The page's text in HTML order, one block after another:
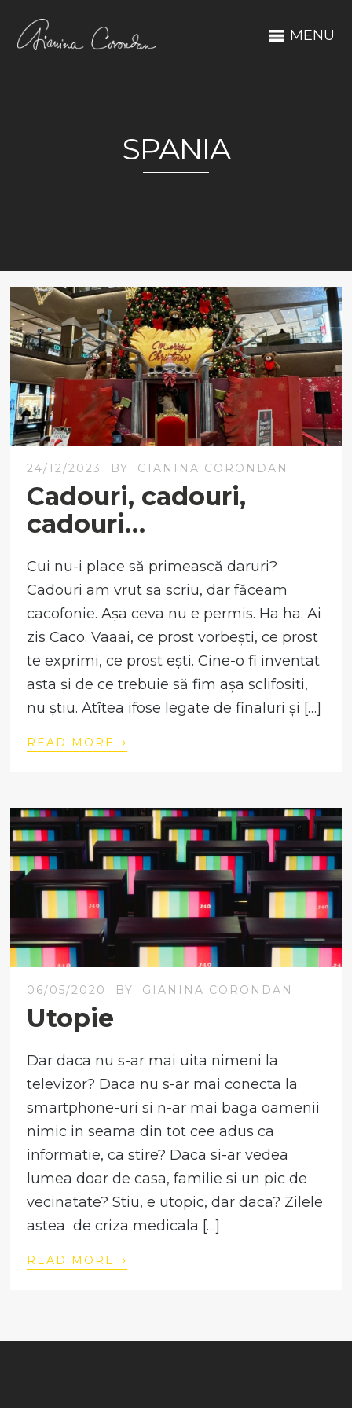
MENU
SPANIA
24/12/2023 BY GIANINA CORONDAN
Cadouri, cadouri,
cadouri…
Cui nu-i place să primească daruri?
Cadouri am vrut sa scriu, dar făceam
cacofonie. Așa ceva nu e permis. Ha ha. Ai
zis Caco. Vaaai, ce prost vorbești, ce prost
te exprimi, ce prost ești. Cine-o fi inventat
asta și de ce trebuie să fim așa sclifosiți,
nu știu. Atîtea ifose legate de finaluri și […]
READ MORE ›
06/05/2020 BY GIANINA CORONDAN
Utopie
Dar daca nu s-ar mai uita nimeni la
televizor? Daca nu s-ar mai conecta la
smartphone-uri si n-ar mai baga oamenii
nimic in seama din tot cee adus ca
informatie, ca stire? Daca si-ar vedea
lumea doar de casa, familie si un pic de
vecinatate? Stiu, e utopic, dar daca? Zilele
astea de criza medicala […]
READ MORE ›